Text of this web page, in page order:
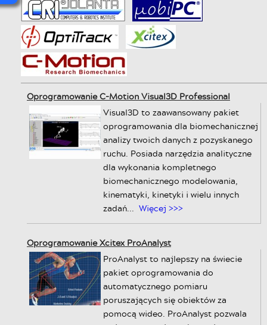
Oprogramowanie C-Motion Visual3D Professional
Visual3D to zaawansowany pakiet
oprogramowania dla biomechanicznej
analizy twoich danych z pozyskanego
ruchu. Posiada narzędzia analityczne
dla wykonania kompletnego
biomechanicznego modelowania,
kinematyki, kinetyki i wielu innych
zadań... Więcej >>>
Oprogramowanie Xcitex ProAnalyst
ProAnalyst to najlepszy na świecie
pakiet oprogramowania do
automatycznego pomiaru
poruszających się obiektów za
pomocą wideo. ProAnalyst pozwala